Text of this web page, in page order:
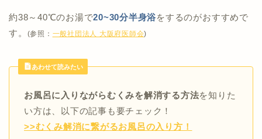
約38～40℃のお湯で20~30分半身浴をするのがおすすめで
す。
(参照： 一般社団法人 大阪府医師会)
あわせて読みたい
お風呂に入りながらむくみを解消する方法を知りた
い方は、以下の記事も要チェック！
>>むくみ解消に繋がるお風呂の入り方！